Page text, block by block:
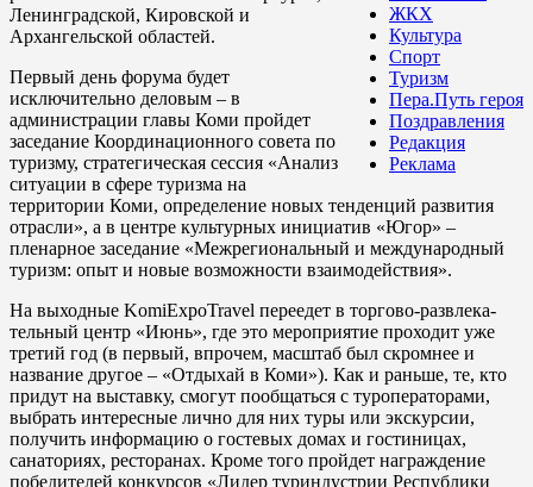
ЖКХ
Культура
Спорт
Туризм
Пера.Путь героя
Поздравления
Редакция
Реклама
Ленинградской, Кировской и
Архангельской областей.
Первый день форума будет
исключительно деловым – в
администрации главы Коми пройдет
заседание Координационного совета по
туризму, стратегическая сессия «Анализ
ситуации в сфере туризма на
территории Коми, определение новых тенденций развития
отрасли», а в центре культурных инициатив «Югор» –
пленарное заседание «Межрегиональный и международный
туризм: опыт и новые возможности взаимодействия».
На выходные KomiExpoTravel переедет в торгово-развлека-
тельный центр «Июнь», где это мероприятие проходит уже
третий год (в первый, впрочем, масштаб был скромнее и
название другое – «Отдыхай в Коми»). Как и раньше, те, кто
придут на выставку, смогут пообщаться с туроператорами,
выбрать интересные лично для них туры или экскурсии,
получить информацию о гостевых домах и гостиницах,
санаториях, ресторанах. Кроме того пройдет награждение
победителей конкурсов «Лидер туриндустрии Республики